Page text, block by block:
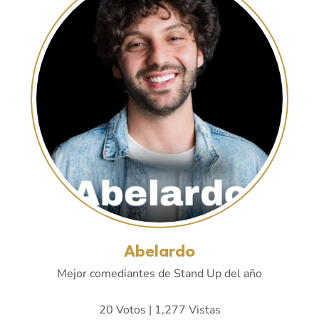
Abelardo
Mejor comediantes de Stand Up del año
20 Votos | 1,277 Vistas